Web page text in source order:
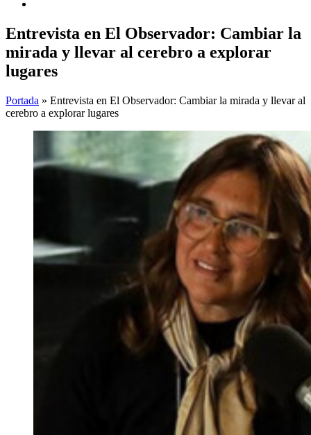
Entrevista en El Observador: Cambiar la
mirada y llevar al cerebro a explorar
lugares
Portada » Entrevista en El Observador: Cambiar la mirada y llevar al
cerebro a explorar lugares